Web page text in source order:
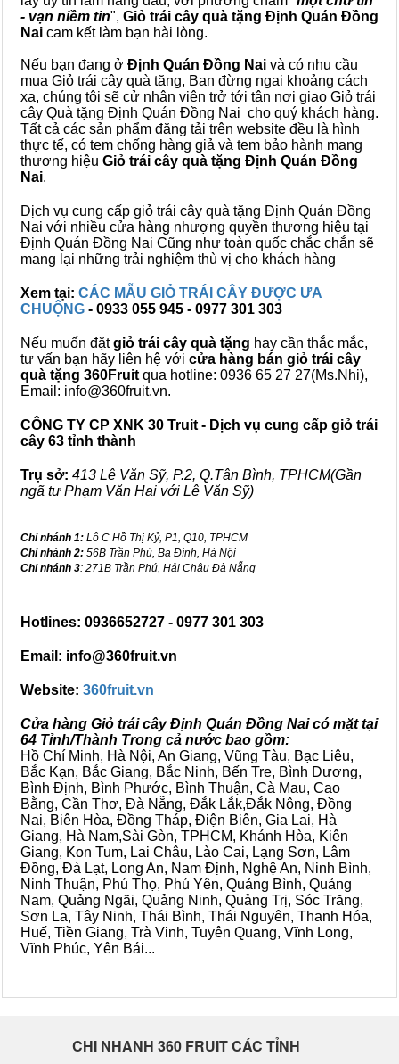
- vạn niềm tin", Giỏ trái cây quà tặng Định Quán Đồng
Nai cam kết làm bạn hài lòng.
Nếu bạn đang ở Định Quán Đồng Nai và có nhu cầu
mua Giỏ trái cây quà tặng, Bạn đừng ngại khoảng cách
xa, chúng tôi sẽ cử nhân viên trở tới tận nơi giao Giỏ trái
cây Quà tặng Định Quán Đồng Nai cho quý khách hàng.
Tất cả các sản phẩm đăng tải trên website đều là hình
thực tế, có tem chống hàng giả và tem bảo hành mang
thương hiệu Giỏ trái cây quà tặng Định Quán Đồng
Nai.
Dịch vụ cung cấp giỏ trái cây quà tặng Định Quán Đồng
Nai với nhiều cửa hàng nhượng quyền thương hiệu tại
Định Quán Đồng Nai Cũng như toàn quốc chắc chắn sẽ
mang lại những trải nghiệm thù vị cho khách hàng
Xem tại: CÁC MẪU GIỎ TRÁI CÂY ĐƯỢC ƯA
CHUỘNG - 0933 055 945 - 0977 301 303
Nếu muốn đặtgiỏ trái cây quà tặng hay cần thắc mắc,
tư vấn bạn hãy liên hệ với cửa hàng bán giỏ trái cây
quà tặng 360Fruit qua hotline: 0936 65 27 27(Ms.Nhi),
Email: info@360fruit.vn.
CÔNG TY CP XNK 30 Truit - Dịch vụ cung cấp giỏ trái
cây 63 tỉnh thành
Trụ sở: 413 Lê Văn Sỹ, P.2, Q.Tân Bình, TPHCM(Gần
ngã tư Phạm Văn Hai với Lê Văn Sỹ)
Chi nhánh 1: Lô C Hồ Thị Kỷ, P1, Q10, TPHCM
Chi nhánh 2: 56B Trần Phú, Ba Đình, Hà Nội
Chi nhánh 3: 271B Trần Phú, Hải Châu Đà Nẵng
Hotlines: 0936652727 - 0977 301 303
Email: info@360fruit.vn
Website: 360fruit.vn
Cửa hàng Giỏ trái cây Định Quán Đồng Nai có mặt tại
64 Tỉnh/Thành Trong cả nước bao gồm:
Hồ Chí Minh, Hà Nội, An Giang, Vũng Tàu, Bạc Liêu,
Bắc Kạn, Bắc Giang, Bắc Ninh, Bến Tre, Bình Dương,
Bình Định, Bình Phước, Bình Thuận, Cà Mau, Cao
Bằng, Cần Thơ, Đà Nẵng, Đắk Lắk,Đắk Nông, Đồng
Nai, Biên Hòa, Đồng Tháp, Điện Biên, Gia Lai, Hà
Giang, Hà Nam,Sài Gòn, TPHCM, Khánh Hòa, Kiên
Giang, Kon Tum, Lai Châu, Lào Cai, Lạng Sơn, Lâm
Đồng, Đà Lạt, Long An, Nam Định, Nghệ An, Ninh Bình,
Ninh Thuận, Phú Thọ, Phú Yên, Quảng Bình, Quảng
Nam, Quảng Ngãi, Quảng Ninh, Quảng Trị, Sóc Trăng,
Sơn La, Tây Ninh, Thái Bình, Thái Nguyên, Thanh Hóa,
Huế, Tiền Giang, Trà Vinh, Tuyên Quang, Vĩnh Long,
Vĩnh Phúc, Yên Bái...
CHI NHANH 360 FRUIT CÁC TỈNH